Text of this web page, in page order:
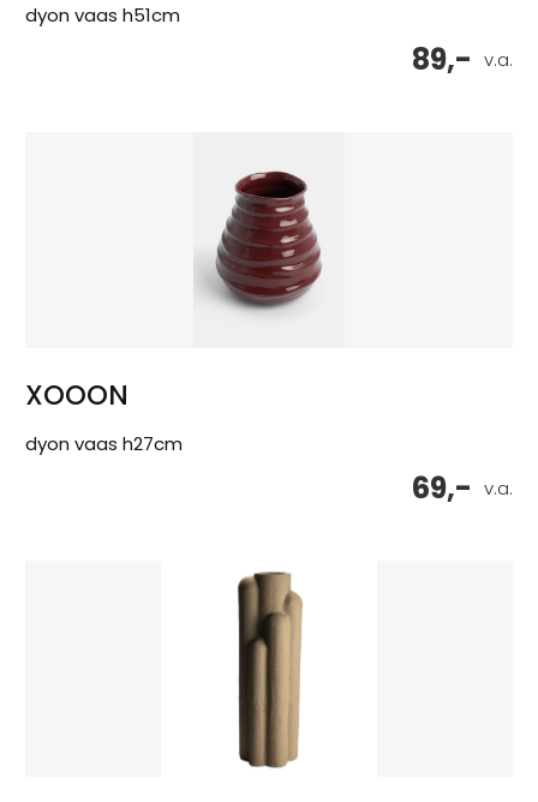
dyon vaas h51cm
v.a.
89,-
XOOON
dyon vaas h27cm
v.a.
69,-